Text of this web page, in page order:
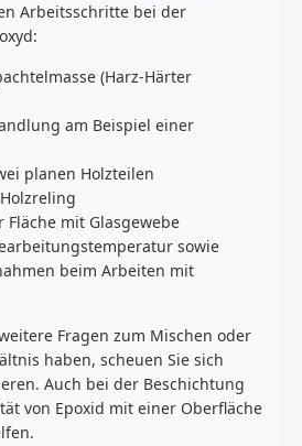
Arbeitsschritte bei der
(Harz-Härter
am Beispiel einer
planen Holzteilen
Fläche mit Glasgewebe
sowie
beim Arbeiten mit
Fragen zum Mischen oder
haben, scheuen Sie sich
Auch bei der Beschichtung
von Epoxid mit einer Oberfläche